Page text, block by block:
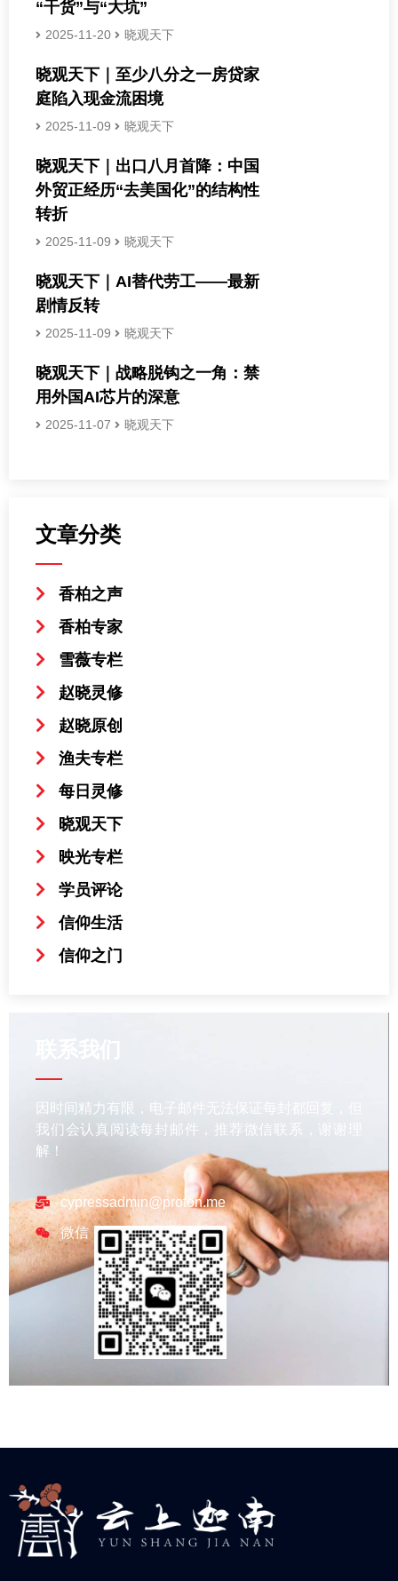
“干货”与“大坑”
2025-11-20 晓观天下
晓观天下｜至少八分之一房贷家
庭陷入现金流困境
2025-11-09 晓观天下
晓观天下｜出口八月首降：中国
外贸正经历“去美国化”的结构性
转折
2025-11-09 晓观天下
晓观天下｜AI替代劳工——最新
剧情反转
2025-11-09 晓观天下
晓观天下｜战略脱钩之一角：禁
用外国AI芯片的深意
2025-11-07 晓观天下
文章分类
香柏之声
香柏专家
雪薇专栏
赵晓灵修
赵晓原创
渔夫专栏
每日灵修
晓观天下
映光专栏
学员评论
信仰生活
信仰之门
因时间精力有限，电子邮件无法保证每封都回复，但
我们会认真阅读每封邮件，推荐微信联系，谢谢理
解！
cypressadmin@proton.me
微信